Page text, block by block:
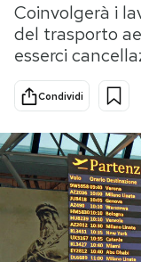
Scienza
Cultura
Sport
PODCAST
NEWSLETTER
Coinvolgerà i
del trasporto
esserci
Condividi